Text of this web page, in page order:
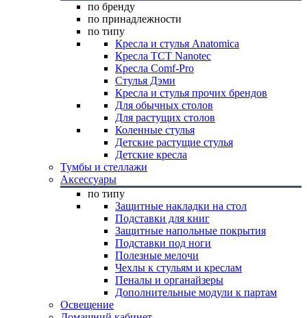
по бренду
по принадлежности
по типу
Кресла и стулья Anatomica
Кресла TCT Nanotec
Кресла Comf-Pro
Стулья Дэми
Кресла и стулья прочих брендов
Для обычных столов
Для растущих столов
Коленные стулья
Детские растущие стулья
Детские кресла
Тумбы и стеллажи
Аксессуары
по типу
Защитные накладки на стол
Подставки для книг
Защитные напольные покрытия
Подставки под ноги
Полезные мелочи
Чехлы к стульям и креслам
Пеналы и органайзеры
Дополнительные модули к партам
Освещение